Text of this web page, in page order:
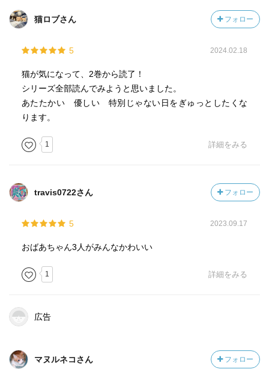
猫ロブさん フォロー
5 2024.02.18
猫が気になって、2巻から読了！
シリーズ全部読んでみようと思いました。
あたたかい 優しい 特別じゃない日をぎゅっとしたくな
ります。
1 詳細をみる
travis0722さん フォロー
5 2023.09.17
おばあちゃん3人がみんなかわいい
1 詳細をみる
広告
マヌルネコさん フォロー